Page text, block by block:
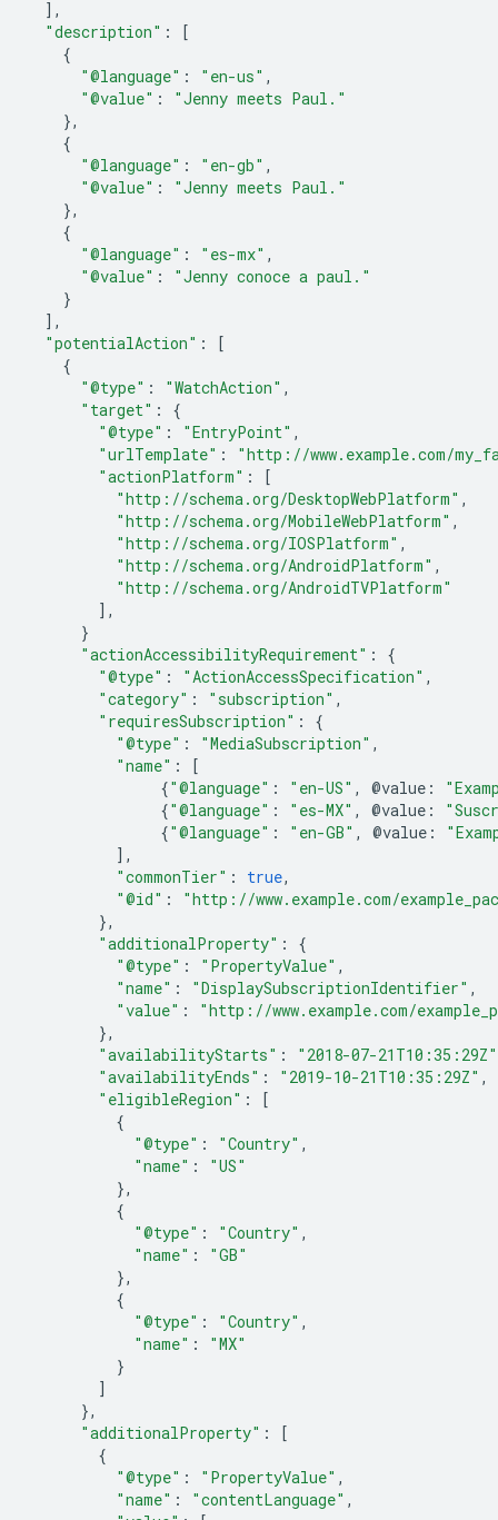
],
"description" :
[
{
"@language" : "en-us" ,
"@value" :
"Jenny meets Paul."
},
{
"@language" : "en-gb" ,
"@value" :
"Jenny meets Paul."
},
{
"@language" : "es-mx" ,
"@value" :
"Jenny conoce a paul."
}
],
"potentialAction" :
[
{
"@type" : "WatchAction" ,
"target" :
{
"@type" : "EntryPoint" ,
"urlTemplate" :
"http://www.example.com/
"actionPlatform" :
[
"http://schema.org/DesktopWebPlatform" ,
"http://schema.org/MobileWebPlatform" ,
"http://schema.org/IOSPlatform" ,
"http://schema.org/AndroidPlatform" ,
"http://schema.org/AndroidTVPlatform"
],
}
"actionAccessibilityRequirement" :
{
"@type" : "ActionAccessSpecification" ,
"category" : "subscription" ,
"requiresSubscription" :
{
"@type" : "MediaSubscription" ,
"name" :
[
{"@language" : "en-US" , @value :
{"@language" : "es-MX" , @value :
{"@language" : "en-GB" , @value :
],
"commonTier" : true,
"@id" :
"http://www.example.com/
},
"additionalProperty" :
{
"@type" : "PropertyValue" ,
"name" : "DisplaySubscriptionIdentifier" ,
"value" :
"http://www.example.com/
},
"availabilityStarts" :
"2018-07-21T10:35:29Z"
"availabilityEnds" : "2019-10-21T10:35:29Z" ,
"eligibleRegion" :
[
{
"@type" : "Country" ,
"name" :
"US"
},
{
"@type" : "Country" ,
"name" :
"GB"
},
{
"@type" : "Country" ,
"name" :
"MX"
}
]
},
"additionalProperty" :
[
{
"@type" : "PropertyValue" ,
"name" : "contentLanguage" ,